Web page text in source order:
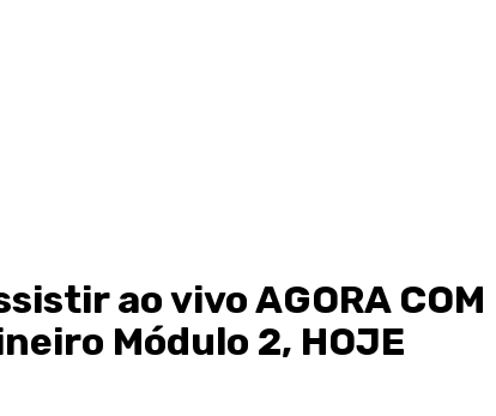
ao vivo AGORA COM
Módulo 2, HOJE